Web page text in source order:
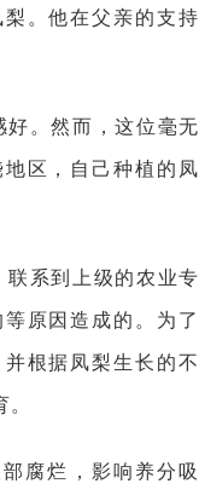
。他在父亲的支持
。然而，这位毫无
区，自己种植的凤
系到上级的农业专
原因造成的。为了
根据凤梨生长的不
腐烂，影响养分吸